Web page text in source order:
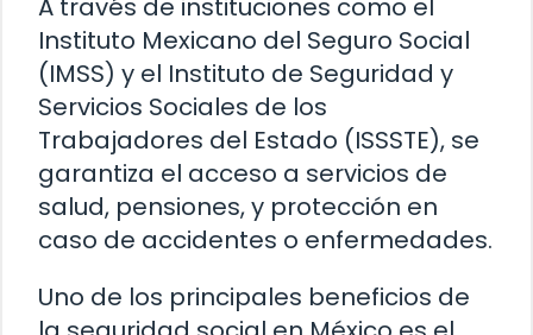
A través de instituciones como el
Instituto Mexicano del Seguro Social
(IMSS) y el Instituto de Seguridad y
Servicios Sociales de los
Trabajadores del Estado (ISSSTE), se
garantiza el acceso a servicios de
salud, pensiones, y protección en
caso de accidentes o enfermedades.
Uno de los principales beneficios de